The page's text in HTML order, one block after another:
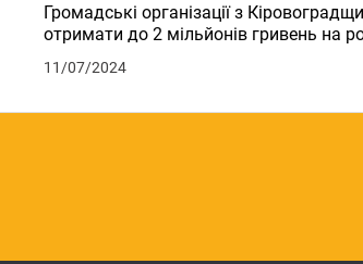
Громадські організації з
отримати до 2 мільйонів гривень на
11/07/2024